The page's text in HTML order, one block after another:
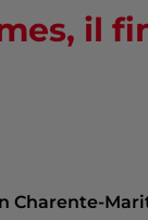
il
Charente-